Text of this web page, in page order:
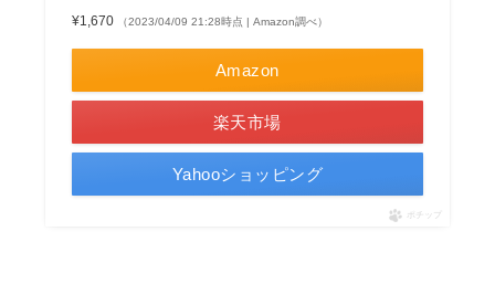
¥1,670 （2023/04/09 21:28時点 | Amazon調べ）
Amazon
楽天市場
Yahooショッピング
ポチップ